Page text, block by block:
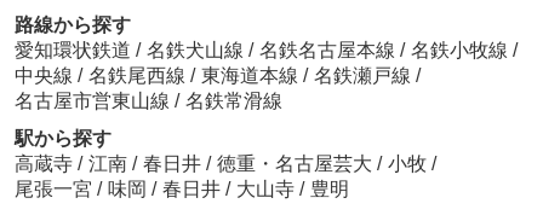
路線から探す
愛知環状鉄道 / 名鉄犬山線 / 名鉄名古屋本線 / 名鉄小牧線 /
中央線 / 名鉄尾西線 / 東海道本線 / 名鉄瀬戸線 /
名古屋市営東山線 / 名鉄常滑線
駅から探す
高蔵寺 / 江南 / 春日井 / 徳重・名古屋芸大 / 小牧 /
尾張一宮 / 味岡 / 春日井 / 大山寺 / 豊明